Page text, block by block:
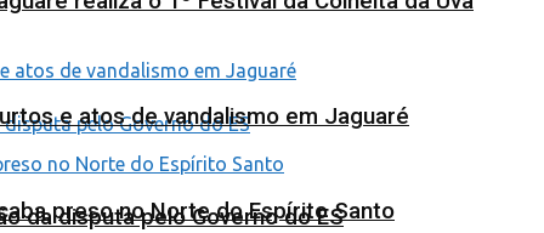
da disputa pelo Governo do ES
e atos de vandalismo em Jaguaré
preso no Norte do Espírito Santo